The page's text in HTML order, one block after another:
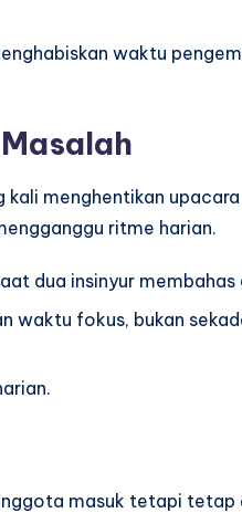
waktu
menghentikan
ritme harian.
dua insinyur
waktu fokus, bukan
masuk tetapi tetap